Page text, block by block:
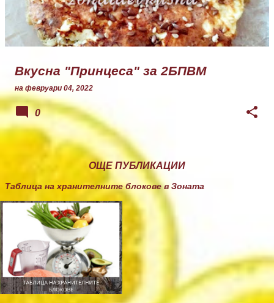
Вкусна "Принцеса" за 2БПВМ
на февруари 04, 2022
0
ОЩЕ ПУБЛИКАЦИИ
Таблица на хранителните блокове в Зоната